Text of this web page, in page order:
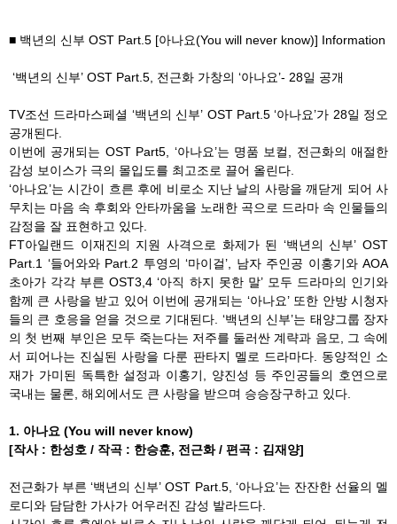
■ 백년의 신부 OST Part.5 [아나요(You will never know)] Information
‘백년의 신부’ OST Part.5, 전근화 가창의 ‘아나요’- 28일 공개
TV조선 드라마스페셜 ‘백년의 신부’ OST Part.5 ‘아나요’가 28일 정오
공개된다.
이번에 공개되는 OST Part5, ‘아나요’는 명품 보컬, 전근화의 애절한
감성 보이스가 극의 몰입도를 최고조로 끌어 올린다.
‘아나요’는 시간이 흐른 후에 비로소 지난 날의 사랑을 깨닫게 되어 사
무치는 마음 속 후회와 안타까움을 노래한 곡으로 드라마 속 인물들의
감정을 잘 표현하고 있다.
FT아일랜드 이재진의 지원 사격으로 화제가 된 ‘백년의 신부’ OST
Part.1 ‘들어와와 Part.2 투영의 ‘마이걸’, 남자 주인공 이홍기와 AOA
초아가 각각 부른 OST3,4 ‘아직 하지 못한 말’ 모두 드라마의 인기와
함께 큰 사랑을 받고 있어 이번에 공개되는 ‘아나요’ 또한 안방 시청자
들의 큰 호응을 얻을 것으로 기대된다. ‘백년의 신부’는 태양그룹 장자
의 첫 번째 부인은 모두 죽는다는 저주를 둘러싼 계략과 음모, 그 속에
서 피어나는 진실된 사랑을 다룬 판타지 멜로 드라마다. 동양적인 소
재가 가미된 독특한 설정과 이홍기, 양진성 등 주인공들의 호연으로
국내는 물론, 해외에서도 큰 사랑을 받으며 승승장구하고 있다.
1. 아나요 (You will never know)
[작사 : 한성호 / 작곡 : 한승훈, 전근화 / 편곡 : 김재양]
전근화가 부른 ‘백년의 신부’ OST Part.5, ‘아나요’는 잔잔한 선율의 멜
로디와 담담한 가사가 어우러진 감성 발라드다.